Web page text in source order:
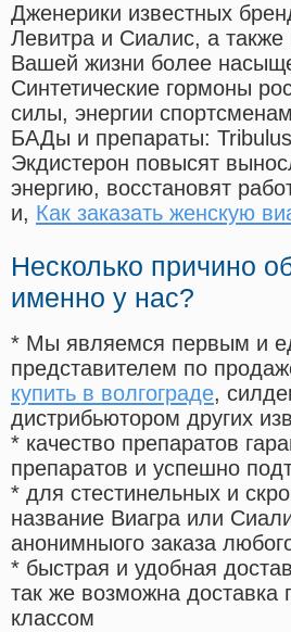
Дженерики известных
Левитра и Сиалис, а
Вашей жизни более
Синтетические гормоны
силы, энергии
БАДы и препараты:
Экдистерон повысят
энергию, восстановят
и, Как заказать женскую
Несколько причино
именно у нас?
* Мы являемся первым и
представителем по
купить в волгограде,
дистрибьютором других
* качество препаратов
препаратов и успешно
* для стестинельных и
название Виагра или
анонимныого заказа
* быстрая и удобная
так же возможна доставка
классом